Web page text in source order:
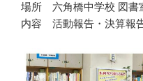
場所 六角橋中学校 図
内容 活動報告・決算報